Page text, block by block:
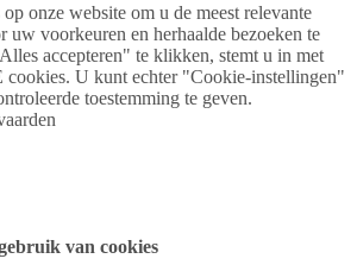
onze website om u de meest relevante
uw voorkeuren en herhaalde bezoeken te
accepteren" te klikken, stemt u in met
U kunt echter "Cookie-instellingen"
toestemming te geven.
van cookies